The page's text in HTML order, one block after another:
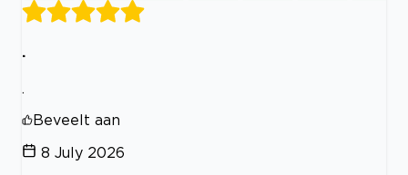
.
.
Beveelt aan
8 July 2026